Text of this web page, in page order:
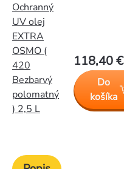
Ochranný
UV olej
EXTRA
OSMO (
420
Bezbarvý
polomatný
) 2,5 L
118,40 €
Do
košíka